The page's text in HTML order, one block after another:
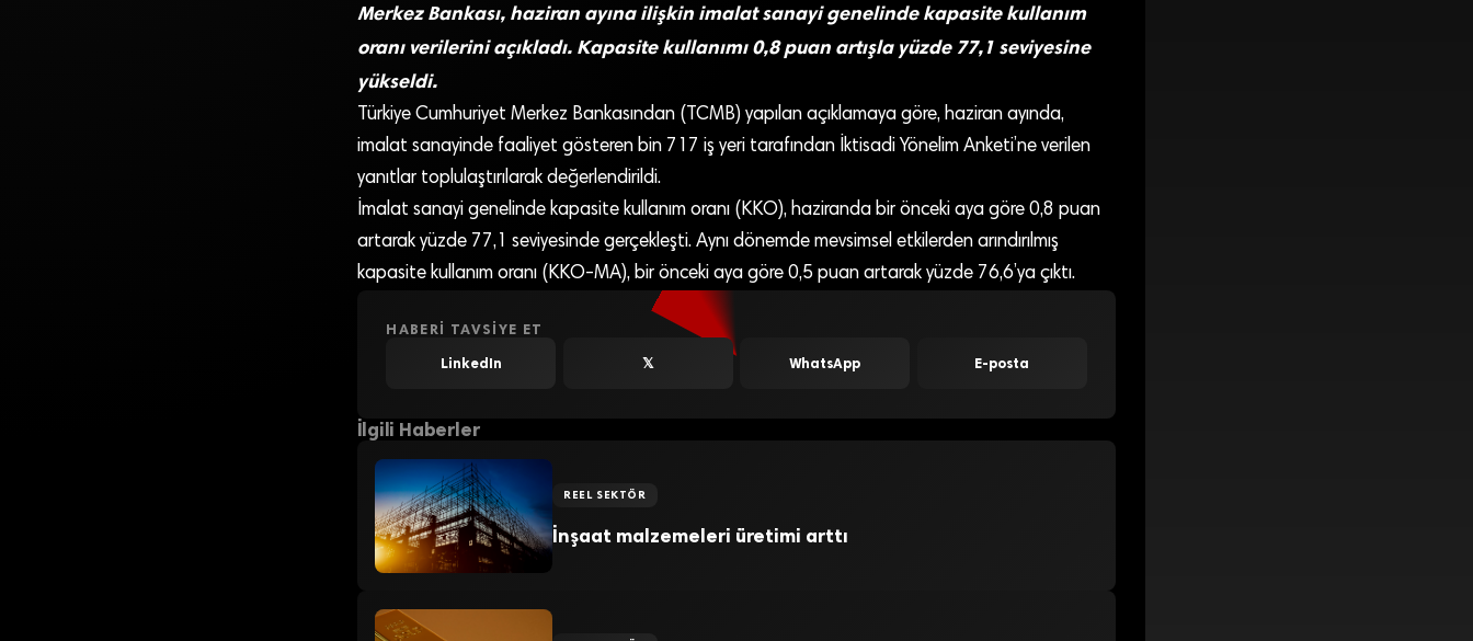
Merkez Bankası, haziran ayına ilişkin imalat sanayi genelinde kapasite kullanım
oranı verilerini açıkladı. Kapasite kullanımı 0,8 puan artışla yüzde 77,1 seviyesine
yükseldi.
Türkiye Cumhuriyet Merkez Bankasından (TCMB) yapılan açıklamaya göre, haziran ayında,
imalat sanayinde faaliyet gösteren bin 717 iş yeri tarafından İktisadi Yönelim Anketi’ne verilen
yanıtlar toplulaştırılarak değerlendirildi.
İmalat sanayi genelinde kapasite kullanım oranı (KKO), haziranda bir önceki aya göre 0,8 puan
artarak yüzde 77,1 seviyesinde gerçekleşti. Aynı dönemde mevsimsel etkilerden arındırılmış
kapasite kullanım oranı (KKO-MA), bir önceki aya göre 0,5 puan artarak yüzde 76,6’ya çıktı.
HABERI TAVSIYE ET
LinkedIn 𝕏 WhatsApp E-posta
İlgili Haberler
REEL SEKTÖR
İnşaat malzemeleri üretimi arttı